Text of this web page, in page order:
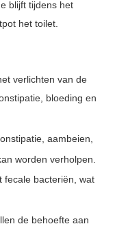
blijft tijdens het
het toilet.
verlichten van de
bloeding en
aambeien,
worden verholpen.
fecale bacteriën, wat
de behoefte aan